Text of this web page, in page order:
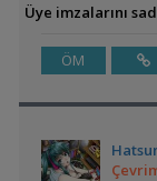
Üye imzalarını
ÖM